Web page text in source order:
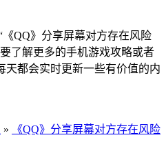
QQ》分享屏幕对方存在风险
了解更多的手机游戏攻略或者
天都会实时更新一些有价值的内
»
《QQ》分享屏幕对方存在风险